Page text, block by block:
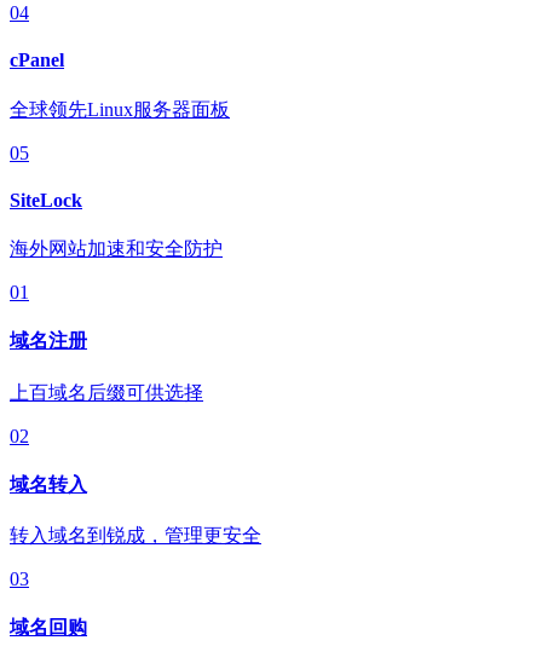
04
cPanel
全球领先Linux服务器面板
05
SiteLock
海外网站加速和安全防护
01
域名注册
上百域名后缀可供选择
02
域名转入
转入域名到锐成，管理更安全
03
域名回购